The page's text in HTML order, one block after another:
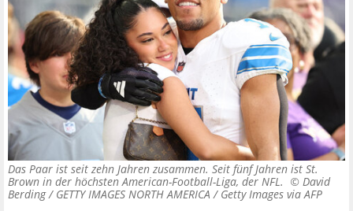
Das Paar ist seit zehn Jahren zusammen. Seit fünf Jahren ist St.
Brown in der höchsten American-Football-Liga, der NFL. © David
Berding / GETTY IMAGES NORTH AMERICA / Getty Images via AFP